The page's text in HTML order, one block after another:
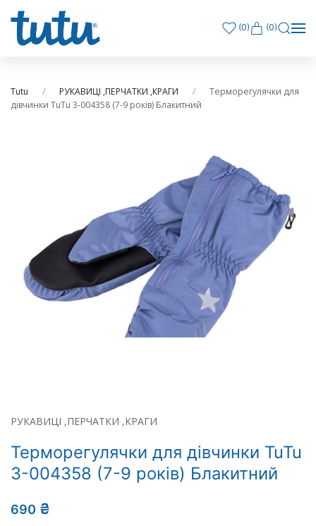
(0) (0)
Tutu РУКАВИЦІ ,ПЕРЧАТКИ ,КРАГИ
Терморегулячки для
дівчинки TuTu 3-004358 (7-9 років) Блакитний
РУКАВИЦІ ,ПЕРЧАТКИ ,КРАГИ
Терморегулячки для дівчинки TuTu
3-004358 (7-9 років) Блакитний
690 ₴